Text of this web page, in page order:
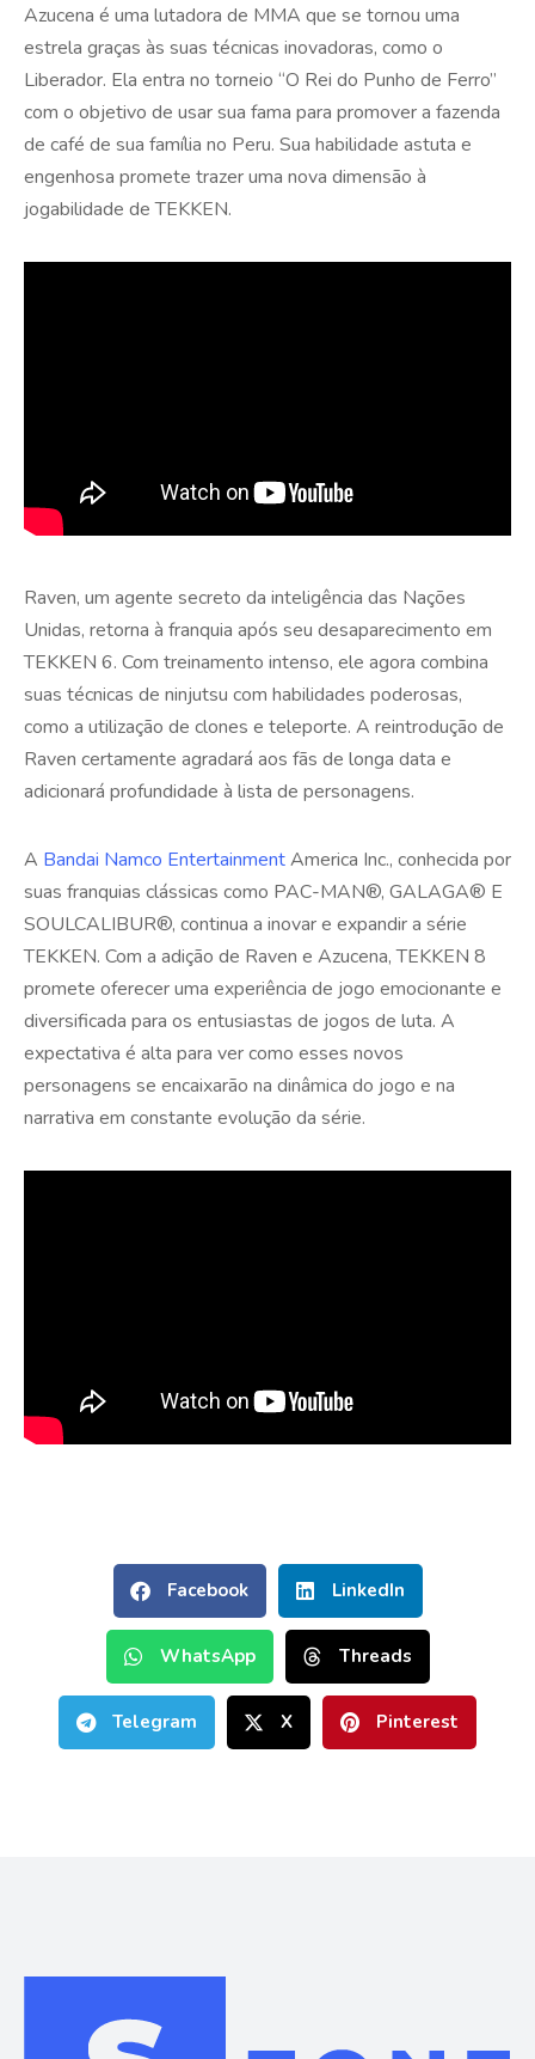
Azucena é uma lutadora de MMA que se tornou uma
estrela graças às suas técnicas inovadoras, como o
Liberador. Ela entra no torneio “O Rei do Punho de Ferro”
com o objetivo de usar sua fama para promover a fazenda
de café de sua família no Peru. Sua habilidade astuta e
engenhosa promete trazer uma nova dimensão à
jogabilidade de TEKKEN.
Raven, um agente secreto da inteligência das Nações
Unidas, retorna à franquia após seu desaparecimento em
TEKKEN 6. Com treinamento intenso, ele agora combina
suas técnicas de ninjutsu com habilidades poderosas,
como a utilização de clones e teleporte. A reintrodução de
Raven certamente agradará aos fãs de longa data e
adicionará profundidade à lista de personagens.
A Bandai Namco EntertainmentAmerica Inc., conhecida por
suas franquias clássicas como PAC-MAN®, GALAGA® E
SOULCALIBUR®, continua a inovar e expandir a série
TEKKEN. Com a adição de Raven e Azucena, TEKKEN 8
promete oferecer uma experiência de jogo emocionante e
diversificada para os entusiastas de jogos de luta. A
expectativa é alta para ver como esses novos
personagens se encaixarão na dinâmica do jogo e na
narrativa em constante evolução da série.
Facebook LinkedIn
WhatsApp Threads
Telegram X Pinterest